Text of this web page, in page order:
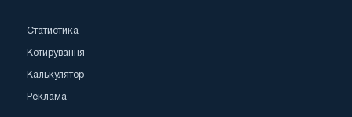
Статистика
Котирування
Калькулятор
Реклама